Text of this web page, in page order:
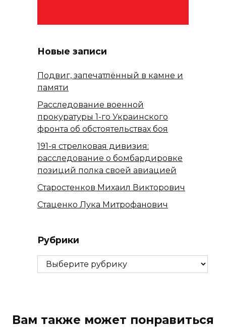
Новые записи
Подвиг, запечатлённый в камне и
памяти
Расследование военной
прокуратуры 1-го Украинского
фронта об обстоятельствах боя
191-я стрелковая дивизия:
расследование о бомбардировке
позиций полка своей авиацией
Старостенков Михаил Викторович
Стаценко Лука Митрофанович
Рубрики
Рубрики
Вам также может понравиться